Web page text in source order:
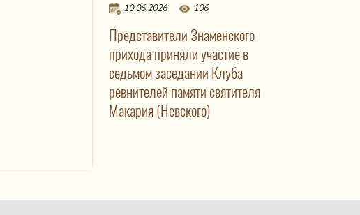
10.06.2026 106
Представители Знаменского
прихода приняли участие в
седьмом заседании Клуба
ревнителей памяти святителя
Макария (Невского)